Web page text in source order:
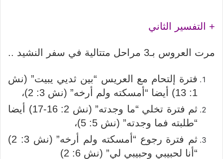
+ التفسير الثاني
مرت العروس بـ3 مراحل متتالية في سفر النشيد ..
فترة إلتحام مع العريس “بين ثديي يبيت” (نش
1: 13) أيضا “أمسكته ولم أرخه” (نش 3: 2)،
ثم فترة تخلي “ما وجدته” (نش 2: 16-17) أيضا
“طلبته فما وجدته” (نش 5: 5)،
ثم فترة رجوع “أمسكته ولم أرخه” (نش 3: 2)
“أنا لحبيبي وحبيبي لي” (نش 6: 2)